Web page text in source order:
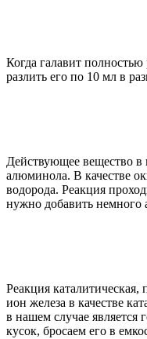
Когда галавит
разлить его по 10 мл в
Действующее вещество в
алюминола. В качестве
водорода. Реакция
нужно добавить немного
Реакция
ион железа в качестве
в нашем случае является
кусок, бросаем его в